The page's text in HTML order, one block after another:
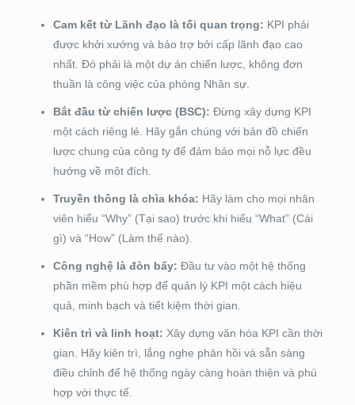
Cam kết từ Lãnh đạo là tối quan trọng: KPI phải
được khởi xướng và bảo trợ bởi cấp lãnh đạo cao
nhất. Đó phải là một dự án chiến lược, không đơn
thuần là công việc của phòng Nhân sự.
Bắt đầu từ chiến lược (BSC): Đừng xây dựng KPI
một cách riêng lẻ. Hãy gắn chúng với bản đồ chiến
lược chung của công ty để đảm bảo mọi nỗ lực đều
hướng về một đích.
Truyền thông là chìa khóa: Hãy làm cho mọi nhân
viên hiểu “Why” (Tại sao) trước khi hiểu “What” (Cái
gì) và “How” (Làm thế nào).
Công nghệ là đòn bẩy: Đầu tư vào một hệ thống
phần mềm phù hợp để quản lý KPI một cách hiệu
quả, minh bạch và tiết kiệm thời gian.
Kiên trì và linh hoạt: Xây dựng văn hóa KPI cần thời
gian. Hãy kiên trì, lắng nghe phản hồi và sẵn sàng
điều chỉnh để hệ thống ngày càng hoàn thiện và phù
hợp với thực tế.